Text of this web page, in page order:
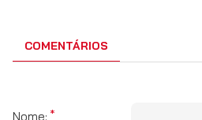
COMENTÁRIOS
Nome: